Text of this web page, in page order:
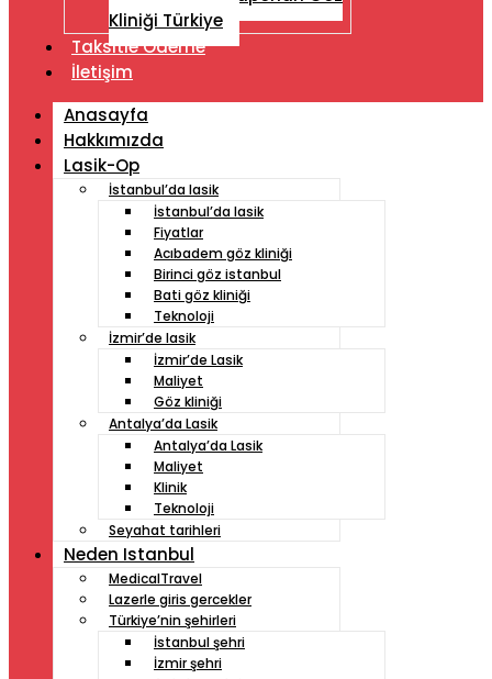
Kliniği Türkiye
Taksitle Ödeme
İletişim
Anasayfa
Hakkımızda
Lasik-Op
İstanbul’da lasik
İstanbul’da lasik
Fiyatlar
Acıbadem göz kliniği
Birinci göz istanbul
Bati göz kliniği
Teknoloji
İzmir’de lasik
İzmir’de Lasik
Maliyet
Göz kliniği
Antalya’da Lasik
Antalya’da Lasik
Maliyet
Klinik
Teknoloji
Seyahat tarihleri
Neden Istanbul
MedicalTravel
Lazerle giris gercekler
Türkiye’nin şehirleri
İstanbul şehri
İzmir şehri